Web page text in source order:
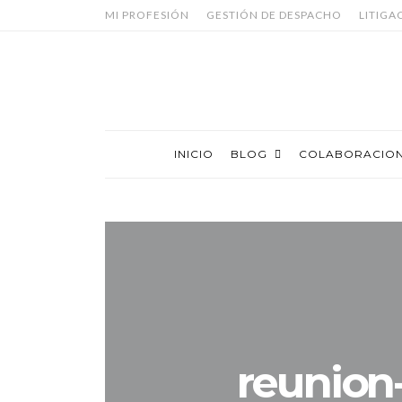
MI PROFESIÓN GESTIÓN DE DESPACHO
INICIO BLOG